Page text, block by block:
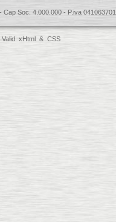
Soc. 4.000.000 - P.iva
xHtml & CSS